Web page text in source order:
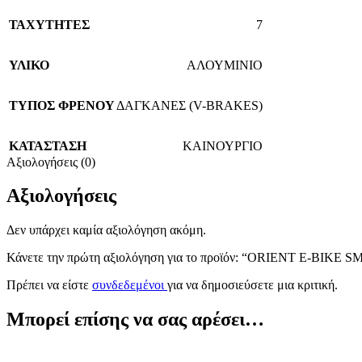
ΤΑΧΥΤΗΤΕΣ 7
ΥΛΙΚΟ ΑΛΟΥΜΙΝΙΟ
TΥΠΟΣ ΦΡΕΝΟΥΔΑΓΚΑΝΕΣ (V-BRAKES)
ΚΑΤΑΣΤΑΣΗ
ΚΑΙΝΟΥΡΓΙΟ
Αξιολογήσεις (0)
Αξιολογήσεις
Δεν υπάρχει καμία αξιολόγηση ακόμη.
Κάνετε την πρώτη αξιολόγηση για το προϊόν: “ORIENT E-BIKE
Πρέπει να είστε συνδεδεμένοι για να δημοσιεύσετε μια κριτική.
Μπορεί επίσης να σας αρέσει…